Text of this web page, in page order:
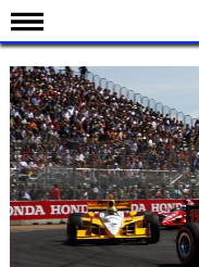
Nieuws
Kalender
Uitslagen
Standen
Coureurs
Teams